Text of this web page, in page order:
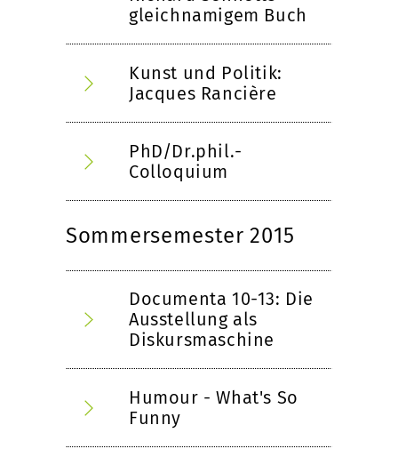
gleichnamigem Buch
Kunst und Politik:
Jacques Rancière
PhD/Dr.phil.-
Colloquium
Sommersemester 2015
Documenta 10-13: Die
Ausstellung als
Diskursmaschine
Humour - What's So
Funny